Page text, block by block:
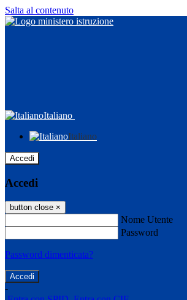
Salta al contenuto
Italiano
Italiano
Accedi
Accedi
button close ×
Nome Utente
Password
Password dimenticata?
-